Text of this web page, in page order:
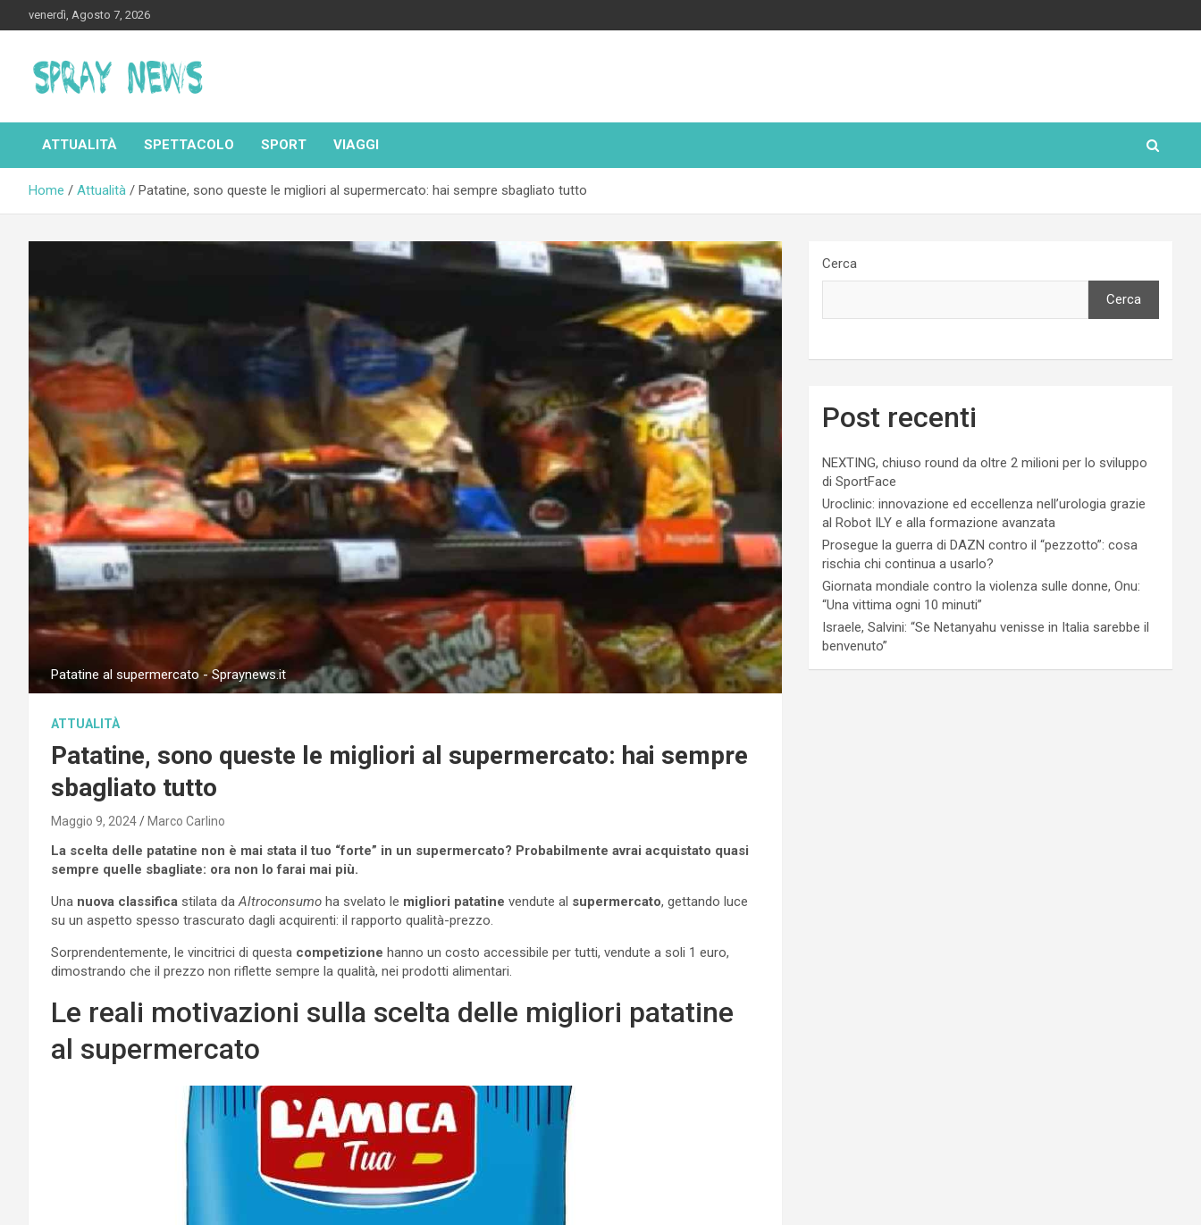
to
venerdì, Agosto 7, 2026
Spraynews.it
ATTUALITÀ SPETTACOLO SPORT VIAGGI
Home Attualità Patatine, sono queste le migliori al supermercato: hai sempre sbagliato tutto
Patatine al supermercato - Spraynews.it
ATTUALITÀ
Patatine, sono queste le migliori al supermercato: hai sempre
sbagliato tutto
Maggio 9, 2024 Marco Carlino
La scelta delle patatine non è mai stata il tuo “forte” in un supermercato? Probabilmente avrai acquistato quasi
sempre quelle sbagliate: ora non lo farai mai più.
Una nuova classifica stilata da Altroconsumo ha svelato le migliori patatine vendute al supermercato, gettando luce
su un aspetto spesso trascurato dagli acquirenti: il rapporto qualità-prezzo.
Sorprendentemente, le vincitrici di questa competizione hanno un costo accessibile per tutti, vendute a soli 1 euro,
dimostrando che il prezzo non riflette sempre la qualità, nei prodotti alimentari.
Le reali motivazioni sulla scelta delle migliori patatine
al supermercato
Cerca
Cerca
Post recenti
NEXTING, chiuso round da oltre 2 milioni per lo sviluppo
di SportFace
Uroclinic: innovazione ed eccellenza nell’urologia grazie
al Robot ILY e alla formazione avanzata
Prosegue la guerra di DAZN contro il “pezzotto”: cosa
rischia chi continua a usarlo?
Giornata mondiale contro la violenza sulle donne, Onu:
“Una vittima ogni 10 minuti”
Israele, Salvini: “Se Netanyahu venisse in Italia sarebbe il
benvenuto”